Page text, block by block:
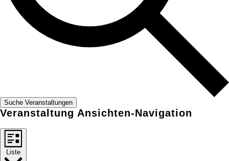
Suche Veranstaltungen
Veranstaltung Ansichten-Navigation
Liste